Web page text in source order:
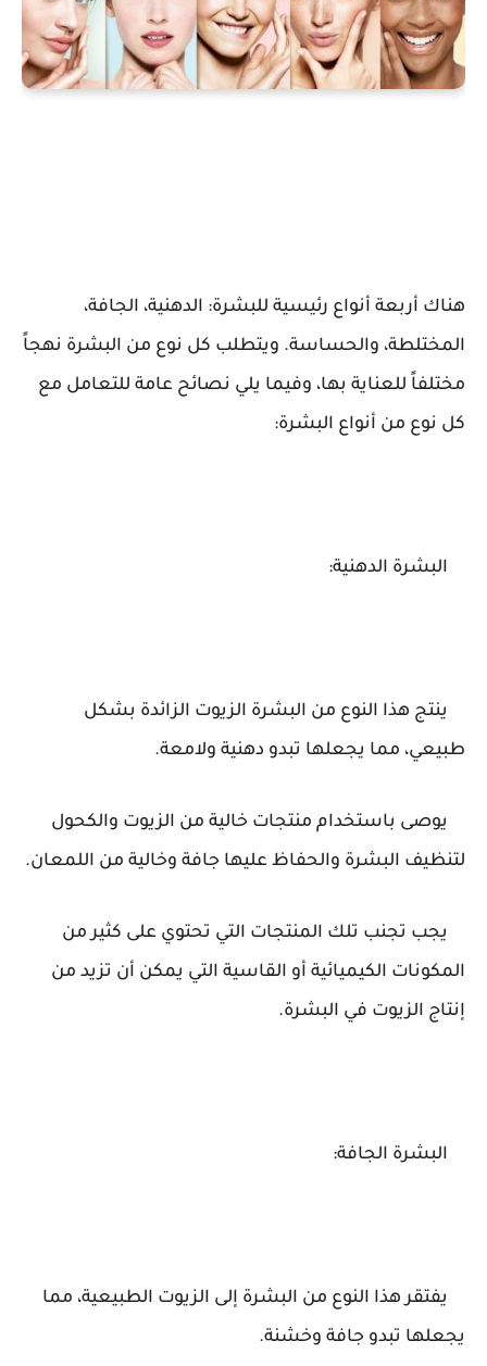
هناك أربعة أنواع رئيسية للبشرة: الدهنية، الجافة،
المختلطة، والحساسة. ويتطلب كل نوع من البشرة نهجاً
مختلفاً للعناية بها، وفيما يلي نصائح عامة للتعامل مع
كل نوع من أنواع البشرة:
البشرة الدهنية:
ينتج هذا النوع من البشرة الزيوت الزائدة بشكل
طبيعي، مما يجعلها تبدو دهنية ولامعة.
يوصى باستخدام منتجات خالية من الزيوت والكحول
لتنظيف البشرة والحفاظ عليها جافة وخالية من اللمعان.
يجب تجنب تلك المنتجات التي تحتوي على كثير من
المكونات الكيميائية أو القاسية التي يمكن أن تزيد من
إنتاج الزيوت في البشرة.
البشرة الجافة:
يفتقر هذا النوع من البشرة إلى الزيوت الطبيعية، مما
يجعلها تبدو جافة وخشنة.